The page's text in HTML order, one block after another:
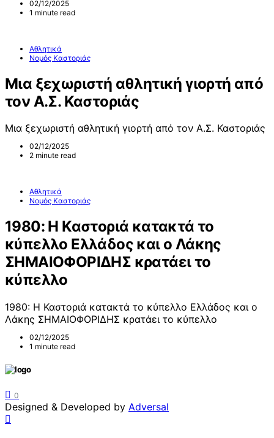
02/12/2025
1 minute read
Αθλητικά
Νομός Καστοριάς
Μια ξεχωριστή αθλητική γιορτή από
τον Α.Σ. Καστοριάς
Μια ξεχωριστή αθλητική γιορτή από τον Α.Σ. Καστοριάς
02/12/2025
2 minute read
Αθλητικά
Νομός Καστοριάς
1980: Η Καστοριά κατακτά το
κύπελλο Ελλάδος και ο Λάκης
ΣΗΜΑΙΟΦΟΡΙΔΗΣ κρατάει το
κύπελλο
1980: Η Καστοριά κατακτά το κύπελλο Ελλάδος και ο
Λάκης ΣΗΜΑΙΟΦΟΡΙΔΗΣ κρατάει το κύπελλο
02/12/2025
1 minute read
0
Designed & Developed by Adversal